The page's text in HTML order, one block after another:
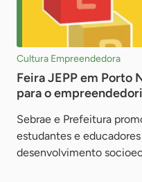
Cultura Empreendedora
Feira JEPP em Porto
para o
Sebrae e Prefeitura
estudantes e
desenvolvimento